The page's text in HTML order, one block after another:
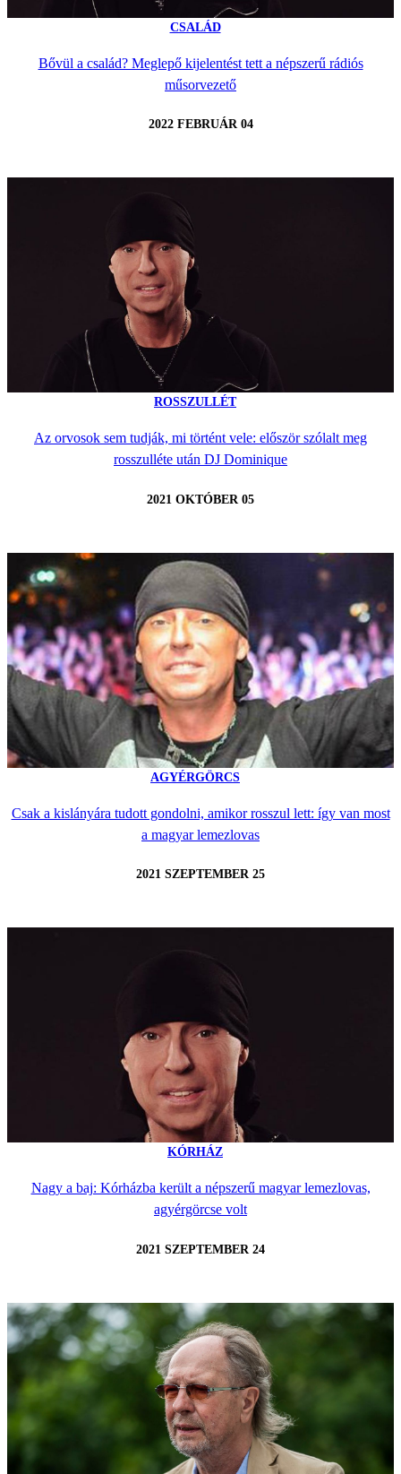
CSALÁD
Bővül a család? Meglepő kijelentést tett a népszerű rádiós
műsorvezető
2022 FEBRUÁR 04
ROSSZULLÉT
Az orvosok sem tudják, mi történt vele: először szólalt meg
rosszulléte után DJ Dominique
2021 OKTÓBER 05
AGYÉRGÖRCS
Csak a kislányára tudott gondolni, amikor rosszul lett: így van most
a magyar lemezlovas
2021 SZEPTEMBER 25
KÓRHÁZ
Nagy a baj: Kórházba került a népszerű magyar lemezlovas,
agyérgörcse volt
2021 SZEPTEMBER 24